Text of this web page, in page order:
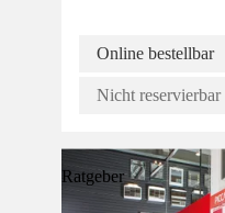
Online bestellbar
Nicht reservierbar
Ratgeber